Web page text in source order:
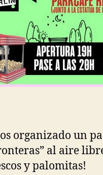
organizado un
al aire
y palomitas!